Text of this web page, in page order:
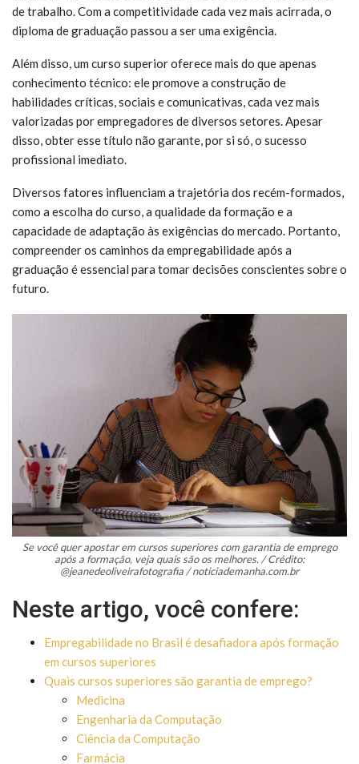
de trabalho. Com a competitividade cada vez mais acirrada, o
diploma de graduação passou a ser uma exigência.
Além disso, um curso superior oferece mais do que apenas
conhecimento técnico: ele promove a construção de
habilidades críticas, sociais e comunicativas, cada vez mais
valorizadas por empregadores de diversos setores. Apesar
disso, obter esse título não garante, por si só, o sucesso
profissional imediato.
Diversos fatores influenciam a trajetória dos recém-formados,
como a escolha do curso, a qualidade da formação e a
capacidade de adaptação às exigências do mercado. Portanto,
compreender os caminhos da empregabilidade após a
graduação é essencial para tomar decisões conscientes sobre o
futuro.
Se você quer apostar em cursos superiores com garantia de emprego
após a formação, veja quais são os melhores. / Crédito:
@jeanedeoliveirafotografia / noticiademanha.com.br
Neste artigo, você confere:
Empregabilidade no Brasil é desafiadora após formação
em cursos superiores
Quais cursos superiores são garantia de emprego?
Medicina
Engenharia da Computação
Ciência da Computação
Farmácia